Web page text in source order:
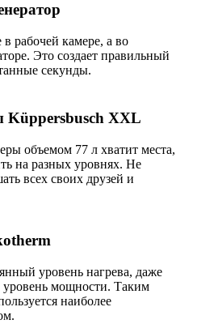
рабочей камере, а во
Это создает правильный
секунды.
XXL
объемом 77 л хватит места,
на разных уровнях. Не
всех своих друзей и
уровень нагрева, даже
мощности. Таким
наиболее